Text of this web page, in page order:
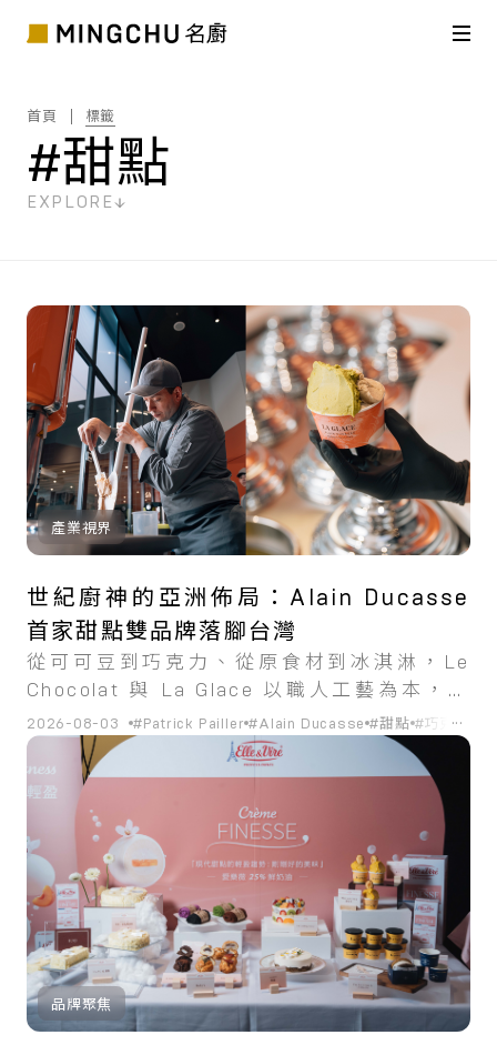
首頁 標籤
#甜點
EXPLORE
43筆搜尋結果
產業視界
世紀廚神的亞洲佈局：Alain Ducasse
首家甜點雙品牌落腳台灣
從可可豆到巧克力、從原食材到冰淇淋，Le
Chocolat 與 La Glace 以職人工藝為本，將
Alain Ducasse 的甜點哲學帶進台北。
2026-08-03 #Patrick Pailler #Alain Ducasse #甜點 #巧克力
...
品牌聚焦